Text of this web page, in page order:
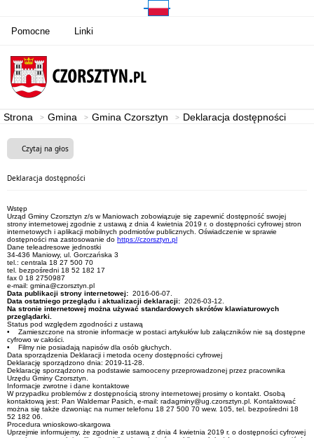
Pomocne Linki
Strona Gmina Gmina Czorsztyn Deklaracja dostępności
Czytaj na głos
Deklaracja dostępności
Wstęp
Urząd Gminy Czorsztyn z/s w Maniowach zobowiązuje się zapewnić dostępność swojej
strony internetowej zgodnie z ustawą z dnia 4 kwietnia 2019 r. o dostępności cyfrowej stron
internetowych i aplikacji mobilnych podmiotów publicznych. Oświadczenie w sprawie
dostępności ma zastosowanie do https://czorsztyn.pl
Dane teleadresowe jednostki
34-436 Maniowy, ul. Gorczańska 3
tel.: centrala 18 27 500 70
tel. bezpośredni 18 52 182 17
fax 0 18 2750987
e-mail: gmina@czorsztyn.pl
Data publikacji strony internetowej: 2016-06-07.
Data ostatniego przeglądu i aktualizacji deklaracji: 2026-03-12.
Na stronie internetowej można używać standardowych skrótów klawiaturowych
przeglądarki.
Status pod względem zgodności z ustawą
• Zamieszczone na stronie informacje w postaci artykułów lub załączników nie są dostępne
cyfrowo w całości.
• Filmy nie posiadają napisów dla osób głuchych.
Data sporządzenia Deklaracji i metoda oceny dostępności cyfrowej
Deklarację sporządzono dnia: 2019-11-28.
Deklarację sporządzono na podstawie samooceny przeprowadzonej przez pracownika
Urzędu Gminy Czorsztyn.
Informacje zwrotne i dane kontaktowe
W przypadku problemów z dostępnością strony internetowej prosimy o kontakt. Osobą
kontaktową jest: Pan Waldemar Pasich, e-mail: radagminy@ug.czorsztyn.pl. Kontaktować
można się także dzwoniąc na numer telefonu 18 27 500 70 wew. 105, tel. bezpośredni 18
52 182 06.
Procedura wnioskowo-skargowa
Uprzejmie informujemy, że zgodnie z ustawą z dnia 4 kwietnia 2019 r. o dostępności cyfrowej